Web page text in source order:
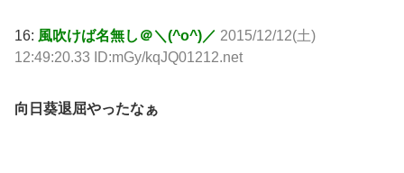
16: 風吹けば名無し＠＼(^o^)／ 2015/12/12(土)
12:49:20.33 ID:mGy/kqJQ01212.net
向日葵退屈やったなぁ